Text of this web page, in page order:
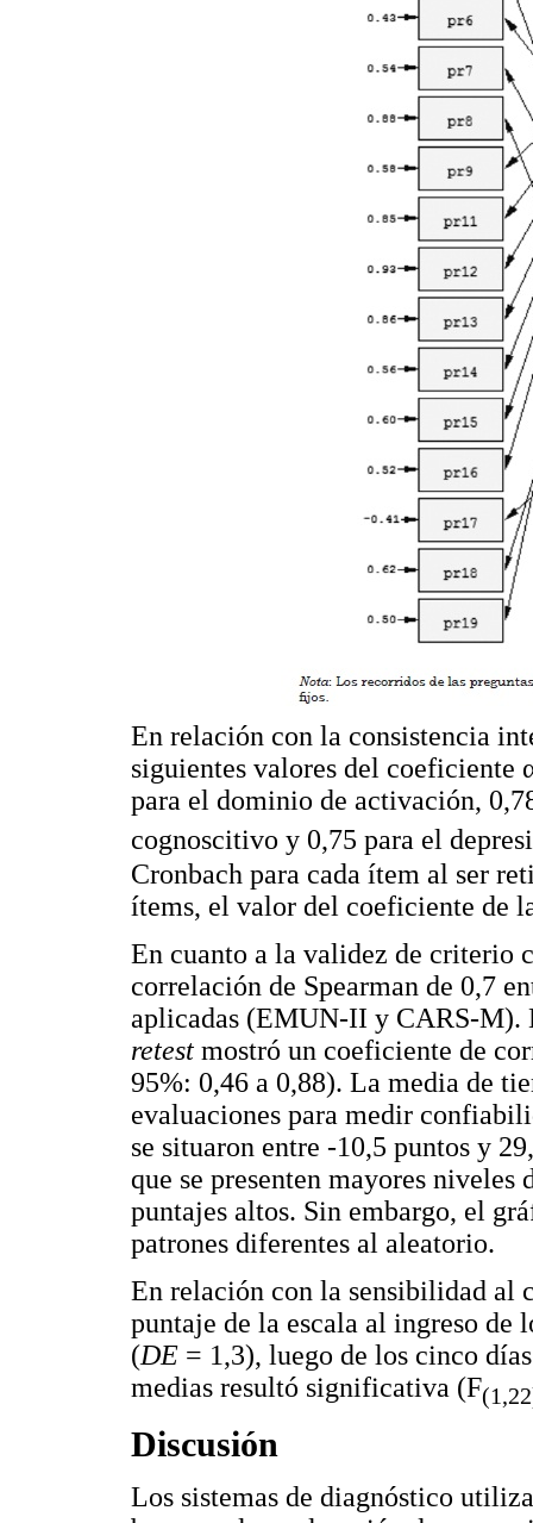
En relación con la consistencia
siguientes valores del coeficiente
para el dominio de activación,
cognoscitivo y 0,75 para el
Cronbach para cada ítem al ser
ítems, el valor del coeficiente de
En cuanto a la validez de criterio
correlación de Spearman de 0,7
aplicadas (EMUN-II y CARS-
retest mostró un coeficiente de
95%: 0,46 a 0,88). La media de
evaluaciones para medir
se situaron entre -10,5 puntos y
que se presenten mayores niveles
puntajes altos. Sin embargo, el
patrones diferentes al aleatorio.
En relación con la sensibilidad al
puntaje de la escala al ingreso de
(DE = 1,3), luego de los cinco
medias resultó significativa (F
Discusión
Los sistemas de diagnóstico